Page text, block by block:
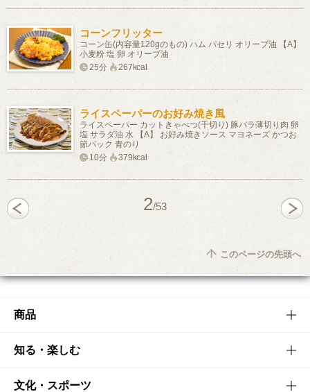
コーンフリッター
コーン缶(内容量120gのもの) ハム パセリ オリーブ油 【A】
小麦粉 塩 卵 オリーブ油
25分
267kcal
ライスペーパーのお好み焼き風
ライスペーパー カットきゃべつ(千切り) 豚バラ薄切り肉 卵
塩 サラダ油 水 【A】 お好み焼きソース マヨネーズ かつお
節パック 青のり
10分
379kcal
2/53
このページの先頭へ
商品
商品TOP
商品一覧
知る・楽しむ
知る・楽しむTOP
文化・スポーツ